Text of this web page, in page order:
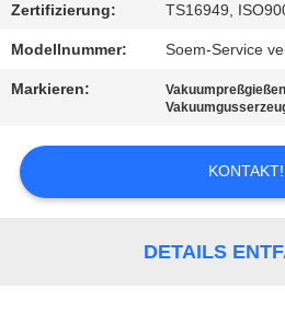
UNS
IN
VERBINDUNG
NACHRICHTEN
Zertifizierung: TS16949,
Modellnummer: Soem-Service
Markieren: Vakuumpreßgießen
KONTAKT!
DETAILS